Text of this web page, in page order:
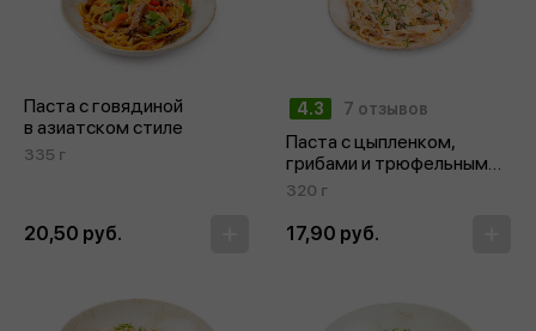
Паста с говядиной
в азиатском стиле
335 г
20,50 руб.
4.3 7 отзывов
Паста с цыпленком,
грибами и трюфельным
соусом
320 г
17,90 руб.